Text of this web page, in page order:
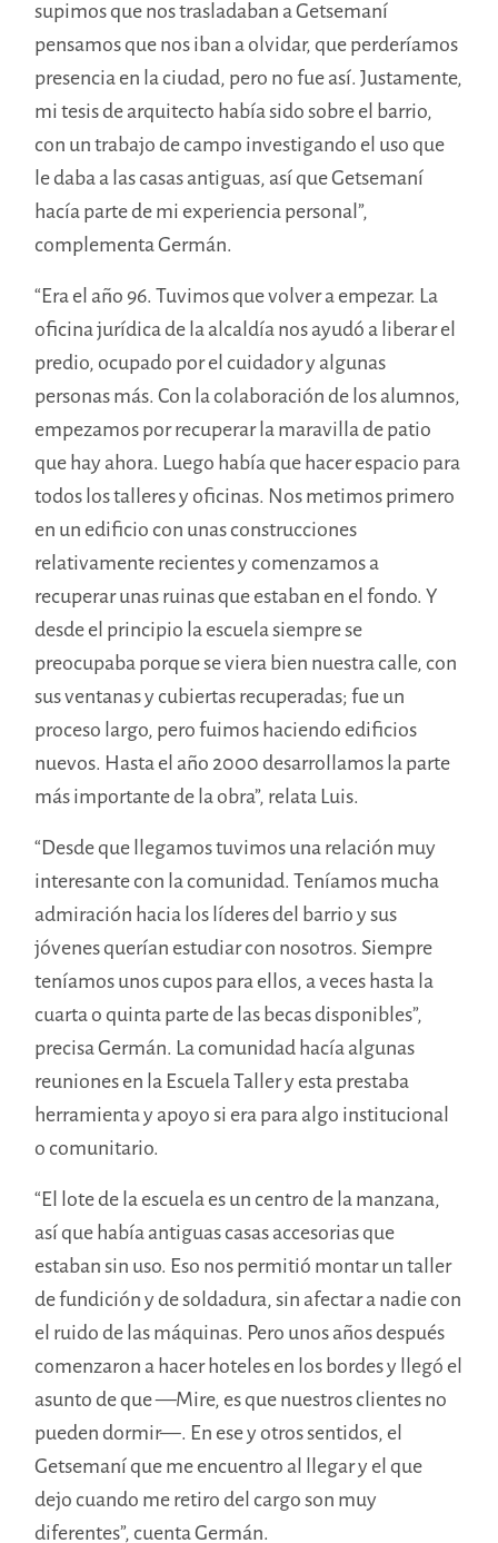
supimos que nos trasladaban a Getsemaní
pensamos que nos iban a olvidar, que perderíamos
presencia en la ciudad, pero no fue así. Justamente,
mi tesis de arquitecto había sido sobre el barrio,
con un trabajo de campo investigando el uso que
le daba a las casas antiguas, así que Getsemaní
hacía parte de mi experiencia personal”,
complementa Germán.
“Era el año 96. Tuvimos que volver a empezar. La
oficina jurídica de la alcaldía nos ayudó a liberar el
predio, ocupado por el cuidador y algunas
personas más. Con la colaboración de los alumnos,
empezamos por recuperar la maravilla de patio
que hay ahora. Luego había que hacer espacio para
todos los talleres y oficinas. Nos metimos primero
en un edificio con unas construcciones
relativamente recientes y comenzamos a
recuperar unas ruinas que estaban en el fondo. Y
desde el principio la escuela siempre se
preocupaba porque se viera bien nuestra calle, con
sus ventanas y cubiertas recuperadas; fue un
proceso largo, pero fuimos haciendo edificios
nuevos. Hasta el año 2000 desarrollamos la parte
más importante de la obra”, relata Luis.
“Desde que llegamos tuvimos una relación muy
interesante con la comunidad. Teníamos mucha
admiración hacia los líderes del barrio y sus
jóvenes querían estudiar con nosotros. Siempre
teníamos unos cupos para ellos, a veces hasta la
cuarta o quinta parte de las becas disponibles”,
precisa Germán. La comunidad hacía algunas
reuniones en la Escuela Taller y esta prestaba
herramienta y apoyo si era para algo institucional
o comunitario.
“El lote de la escuela es un centro de la manzana,
así que había antiguas casas accesorias que
estaban sin uso. Eso nos permitió montar un taller
de fundición y de soldadura, sin afectar a nadie con
el ruido de las máquinas. Pero unos años después
comenzaron a hacer hoteles en los bordes y llegó el
asunto de que —Mire, es que nuestros clientes no
pueden dormir—. En ese y otros sentidos, el
Getsemaní que me encuentro al llegar y el que
dejo cuando me retiro del cargo son muy
diferentes”, cuenta Germán.